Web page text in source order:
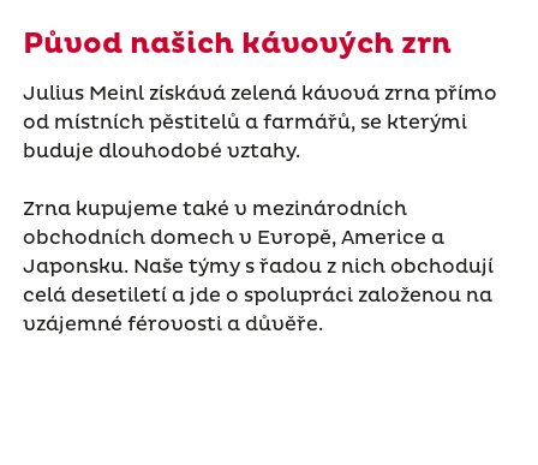
Původ našich kávových zrn
Julius Meinl získává zelená kávová zrna přímo
od místních pěstitelů a farmářů, se kterými
buduje dlouhodobé vztahy.
Zrna kupujeme také v mezinárodních
obchodních domech v Evropě, Americe a
Japonsku. Naše týmy s řadou z nich obchodují
celá desetiletí a jde o spolupráci založenou na
vzájemné férovosti a důvěře.